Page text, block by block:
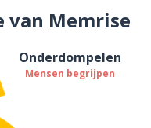
van Memrise
Onderdompelen
Mensen begrijpen